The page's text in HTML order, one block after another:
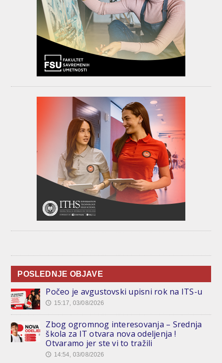
POSLEDNJE OBJAVE
Počeo je avgustovski upisni rok na ITS-u
🕔 15:17, 03/08/2026
Zbog ogromnog interesovanja – Srednja
škola za IT otvara nova odeljenja !
Otvaramo jer ste vi to tražili
🕔 14:54, 03/08/2026